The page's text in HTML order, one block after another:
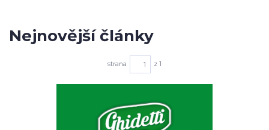
Nejnovější články
strana z 1